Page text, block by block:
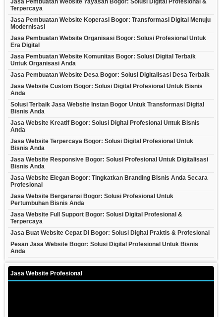
Jasa Pembuatan Website Yayasan Bogor: Solusi Digital Profesional &
Terpercaya
Jasa Pembuatan Website Koperasi Bogor: Transformasi Digital Menuju
Modernisasi
Jasa Pembuatan Website Organisasi Bogor: Solusi Profesional Untuk
Era Digital
Jasa Pembuatan Website Komunitas Bogor: Solusi Digital Terbaik
Untuk Organisasi Anda
Jasa Pembuatan Website Desa Bogor: Solusi Digitalisasi Desa Terbaik
Jasa Website Custom Bogor: Solusi Digital Profesional Untuk Bisnis
Anda
Solusi Terbaik Jasa Website Instan Bogor Untuk Transformasi Digital
Bisnis Anda
Jasa Website Kreatif Bogor: Solusi Digital Profesional Untuk Bisnis
Anda
Jasa Website Terpercaya Bogor: Solusi Digital Profesional Untuk
Bisnis Anda
Jasa Website Responsive Bogor: Solusi Profesional Untuk Digitalisasi
Bisnis Anda
Jasa Website Elegan Bogor: Tingkatkan Branding Bisnis Anda Secara
Profesional
Jasa Website Bergaransi Bogor: Solusi Profesional Untuk
Pertumbuhan Bisnis Anda
Jasa Website Full Support Bogor: Solusi Digital Profesional &
Terpercaya
Jasa Buat Website Cepat Di Bogor: Solusi Digital Praktis & Profesional
Pesan Jasa Website Bogor: Solusi Digital Profesional Untuk Bisnis
Anda
Jasa Website Profesional